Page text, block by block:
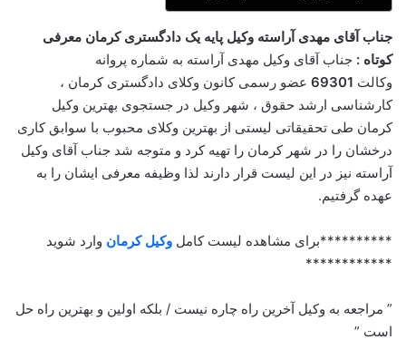
م
ی
جناب آقای مهدی آراسته وکیل پایه یک دادگستری کرمان معرفی
کوتاه : جناب آقای وکیل مهدی آراسته به شماره پروانه
وکالت 69301 عضو رسمی کانون وکلای دادگستری کرمان ،
کارشناسی ارشد حقوق ، شهر وکیل در جستجوی بهترین وکیل
کرمان طی تحقیقاتی لیستی از بهترین وکلای محبوب با سوابق کاری
درخشان را در شهر کرمان را تهیه کرد و متوجه شد جناب آقای وکیل
آراسته نیز در این لیست قرار دارند لذا وظیفه معرفی ایشان را به
عهده گرفتیم.
**********برای مشاهده لیست کامل وکیل کرمان وارد شوید
************
” مراجعه به وکیل آخرین راه چاره نیست / بلکه اولین و بهترین راه حل
است ”